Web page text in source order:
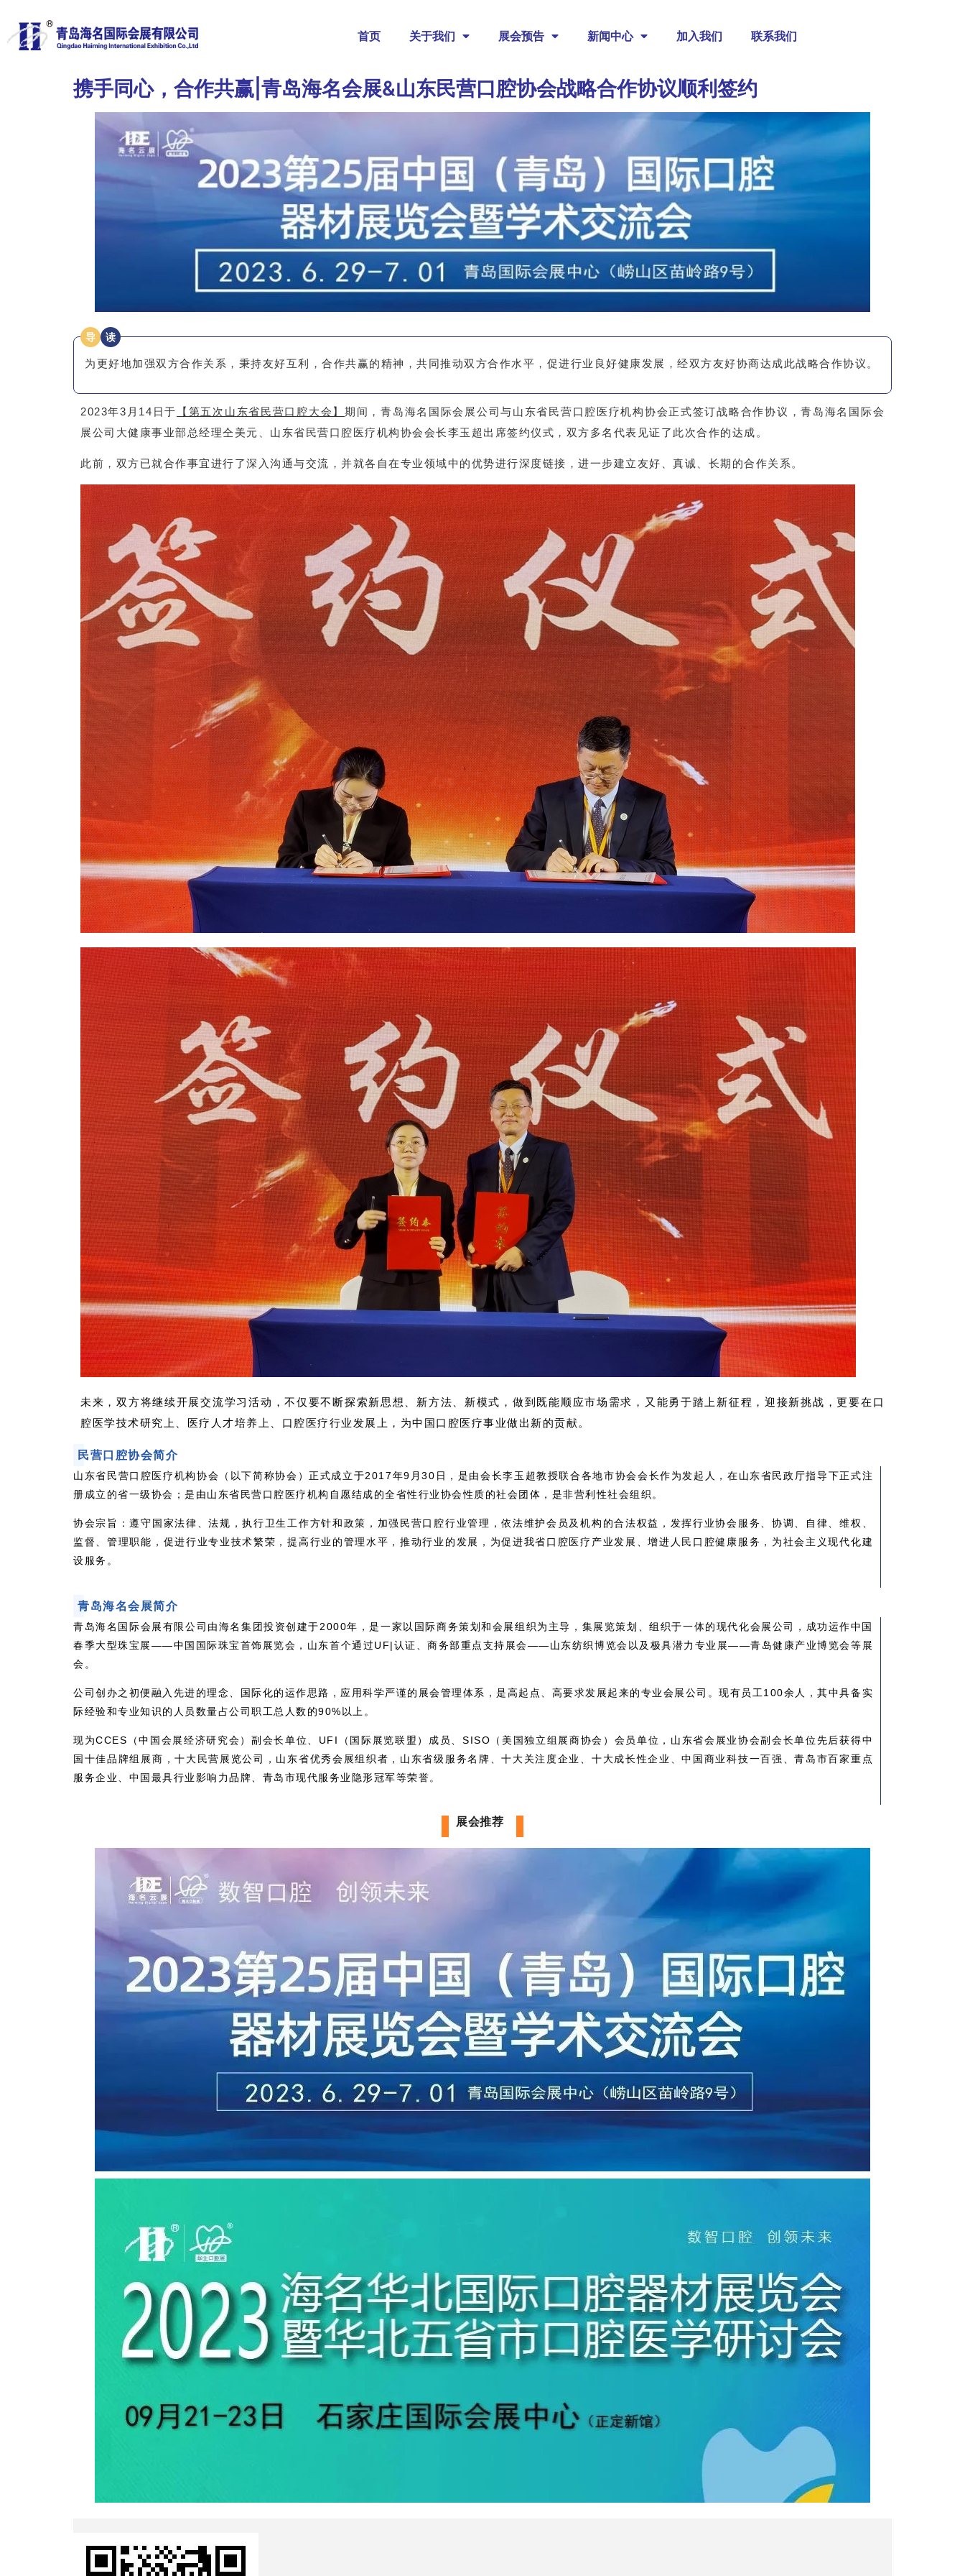
首页 关于我们 展会预告 新闻中心 加入我们 联系我们
携手同心，合作共赢|青岛海名会展&山东民营口腔协会战略合作协议顺利签约
导 读
为更好地加强双方合作关系，秉持友好互利，合作共赢的精神，共同推动双方合作水平，促进行业良好健康发展，经双方友好协商达成此战略合作协议。
2023年3月14日于 【第五次山东省民营口腔大会】期间，青岛海名国际会展公司与山东省民营口腔医疗机构协会正式签订战略合作协议，青岛海名国际会
展公司大健康事业部总经理仝美元、山东省民营口腔医疗机构协会会长李玉超出席签约仪式，双方多名代表见证了此次合作的达成。
此前，双方已就合作事宜进行了深入沟通与交流，并就各自在专业领域中的优势进行深度链接，进一步建立友好、真诚、长期的合作关系。
未来，双方将继续开展交流学习活动，不仅要不断探索新思想、新方法、新模式，做到既能顺应市场需求，又能勇于踏上新征程，迎接新挑战，更要在口
腔医学技术研究上、医疗人才培养上、口腔医疗行业发展上，为中国口腔医疗事业做出新的贡献。
民营口腔协会简介
山东省民营口腔医疗机构协会（以下简称协会）正式成立于2017年9月30日，是由会长李玉超教授联合各地市协会会长作为发起人，在山东省民政厅指导下正式注
册成立的省一级协会；是由山东省民营口腔医疗机构自愿结成的全省性行业协会性质的社会团体，是非营利性社会组织。
协会宗旨：遵守国家法律、法规，执行卫生工作方针和政策，加强民营口腔行业管理，依法维护会员及机构的合法权益，发挥行业协会服务、协调、自律、维权、
监督、管理职能，促进行业专业技术繁荣，提高行业的管理水平，推动行业的发展，为促进我省口腔医疗产业发展、增进人民口腔健康服务，为社会主义现代化建
设服务。
青岛海名会展简介
青岛海名国际会展有限公司由海名集团投资创建于2000年，是一家以国际商务策划和会展组织为主导，集展览策划、组织于一体的现代化会展公司，成功运作中国
春季大型珠宝展——中国国际珠宝首饰展览会，山东首个通过UF|认证、商务部重点支持展会——山东纺织博览会以及极具潜力专业展——青岛健康产业博览会等展
会。
公司创办之初便融入先进的理念、国际化的运作思路，应用科学严谨的展会管理体系，是高起点、高要求发展起来的专业会展公司。现有员工100余人，其中具备实
际经验和专业知识的人员数量占公司职工总人数的90%以上。
现为CCES（中国会展经济研究会）副会长单位、UFI（国际展览联盟）成员、SISO（美国独立组展商协会）会员单位，山东省会展业协会副会长单位先后获得中
国十佳品牌组展商，十大民营展览公司，山东省优秀会展组织者，山东省级服务名牌、十大关注度企业、十大成长性企业、中国商业科技一百强、青岛市百家重点
服务企业、中国最具行业影响力品牌、青岛市现代服务业隐形冠军等荣誉。
展会推荐